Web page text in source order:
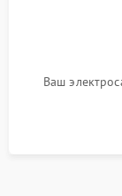
Ваш